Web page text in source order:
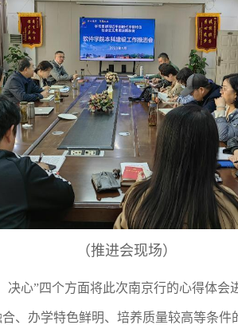
（推进会现场）
决心”四个方面将此次南京行的心得体
、办学特色鲜明、培养质量较高等条